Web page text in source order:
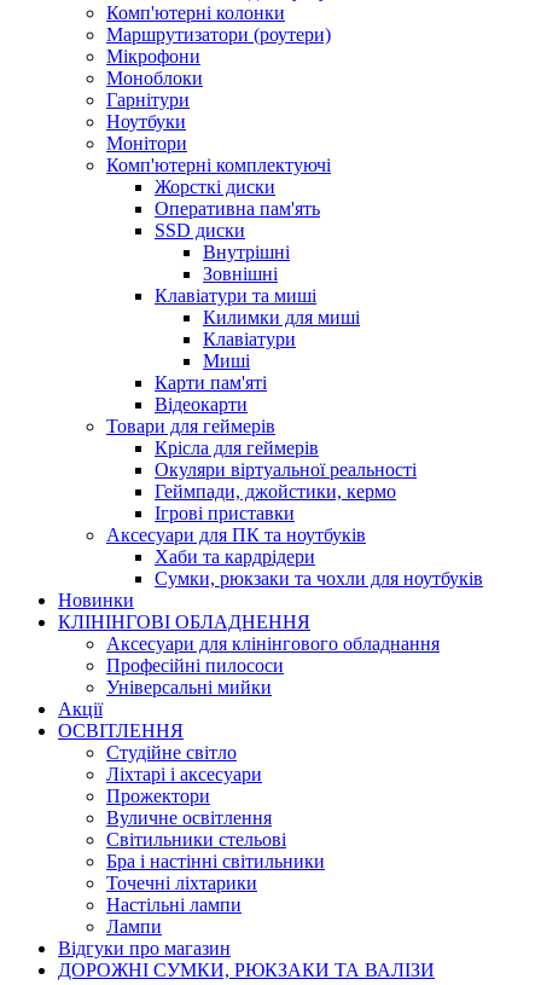
Комп'ютерні колонки
Маршрутизатори (роутери)
Мікрофони
Моноблоки
Гарнітури
Ноутбуки
Монітори
Комп'ютерні комплектуючі
Жорсткі диски
Оперативна пам'ять
SSD диски
Внутрішні
Зовнішні
Клавіатури та миші
Килимки для миші
Клавіатури
Миші
Карти пам'яті
Відеокарти
Товари для геймерів
Крісла для геймерів
Окуляри віртуальної реальності
Геймпади, джойстики, кермо
Ігрові приставки
Аксесуари для ПК та ноутбуків
Хаби та кардрідери
Сумки, рюкзаки та чохли для ноутбуків
Новинки
КЛІНІНГОВІ ОБЛАДНЕННЯ
Аксесуари для клінінгового обладнання
Професійні пилососи
Універсальні мийки
Акції
ОСВІТЛЕННЯ
Студійне світло
Ліхтарі і аксесуари
Прожектори
Вуличне освітлення
Світильники стельові
Бра і настінні світильники
Точечні ліхтарики
Настільні лампи
Лампи
Відгуки про магазин
ДОРОЖНІ СУМКИ, РЮКЗАКИ ТА ВАЛІЗИ